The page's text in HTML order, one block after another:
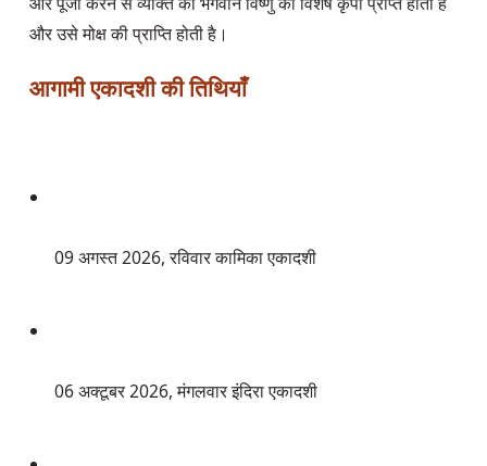
और उसे मोक्ष की प्राप्ति होती है।
आगामी एकादशी की तिथियाँ
09 अगस्त 2026, रविवार कामिका एकादशी
06 अक्टूबर 2026, मंगलवार इंदिरा एकादशी